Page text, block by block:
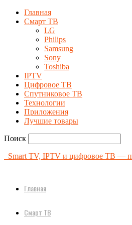
Главная
Смарт ТВ
LG
Philips
Samsung
Sony
Toshiba
IPTV
Цифровое ТВ
Спутниковое ТВ
Технологии
Приложения
Лучшие товары
Поиск
Smart TV, IPTV и цифровое ТВ —
Главная
Смарт ТВ